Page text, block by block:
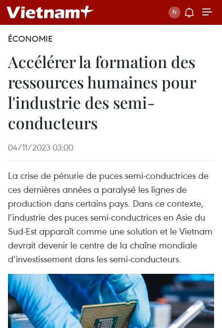
ÉCONOMIE
Accélérer la formation des
ressources humaines pour
l'industrie des semi-
conducteurs
04/11/2023 03:00
La crise de pénurie de puces semi-conductrices de
ces dernières années a paralysé les lignes de
production dans certains pays. Dans ce contexte,
l’industrie des puces semi-conductrices en Asie du
Sud-Est apparaît comme une solution et le Vietnam
devrait devenir le centre de la chaîne mondiale
d’investissement dans les semi-conducteurs.